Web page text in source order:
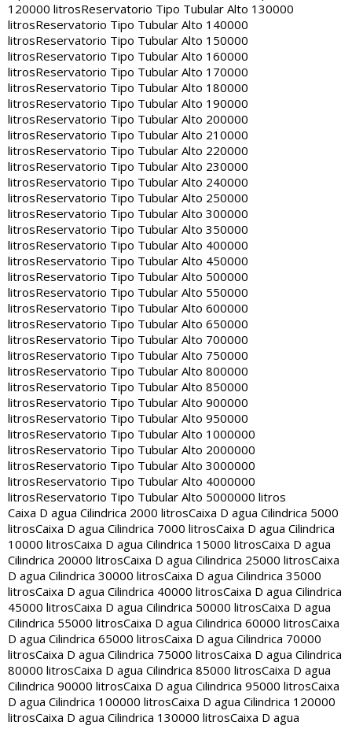
120000 litrosReservatorio Tipo Tubular Alto 130000
litrosReservatorio Tipo Tubular Alto 140000
litrosReservatorio Tipo Tubular Alto 150000
litrosReservatorio Tipo Tubular Alto 160000
litrosReservatorio Tipo Tubular Alto 170000
litrosReservatorio Tipo Tubular Alto 180000
litrosReservatorio Tipo Tubular Alto 190000
litrosReservatorio Tipo Tubular Alto 200000
litrosReservatorio Tipo Tubular Alto 210000
litrosReservatorio Tipo Tubular Alto 220000
litrosReservatorio Tipo Tubular Alto 230000
litrosReservatorio Tipo Tubular Alto 240000
litrosReservatorio Tipo Tubular Alto 250000
litrosReservatorio Tipo Tubular Alto 300000
litrosReservatorio Tipo Tubular Alto 350000
litrosReservatorio Tipo Tubular Alto 400000
litrosReservatorio Tipo Tubular Alto 450000
litrosReservatorio Tipo Tubular Alto 500000
litrosReservatorio Tipo Tubular Alto 550000
litrosReservatorio Tipo Tubular Alto 600000
litrosReservatorio Tipo Tubular Alto 650000
litrosReservatorio Tipo Tubular Alto 700000
litrosReservatorio Tipo Tubular Alto 750000
litrosReservatorio Tipo Tubular Alto 800000
litrosReservatorio Tipo Tubular Alto 850000
litrosReservatorio Tipo Tubular Alto 900000
litrosReservatorio Tipo Tubular Alto 950000
litrosReservatorio Tipo Tubular Alto 1000000
litrosReservatorio Tipo Tubular Alto 2000000
litrosReservatorio Tipo Tubular Alto 3000000
litrosReservatorio Tipo Tubular Alto 4000000
litrosReservatorio Tipo Tubular Alto 5000000 litros
Caixa D agua Cilindrica 2000 litrosCaixa D agua Cilindrica 5000
litrosCaixa D agua Cilindrica 7000 litrosCaixa D agua Cilindrica
10000 litrosCaixa D agua Cilindrica 15000 litrosCaixa D agua
Cilindrica 20000 litrosCaixa D agua Cilindrica 25000 litrosCaixa
D agua Cilindrica 30000 litrosCaixa D agua Cilindrica 35000
litrosCaixa D agua Cilindrica 40000 litrosCaixa D agua Cilindrica
45000 litrosCaixa D agua Cilindrica 50000 litrosCaixa D agua
Cilindrica 55000 litrosCaixa D agua Cilindrica 60000 litrosCaixa
D agua Cilindrica 65000 litrosCaixa D agua Cilindrica 70000
litrosCaixa D agua Cilindrica 75000 litrosCaixa D agua Cilindrica
80000 litrosCaixa D agua Cilindrica 85000 litrosCaixa D agua
Cilindrica 90000 litrosCaixa D agua Cilindrica 95000 litrosCaixa
D agua Cilindrica 100000 litrosCaixa D agua Cilindrica 120000
litrosCaixa D agua Cilindrica 130000 litrosCaixa D agua